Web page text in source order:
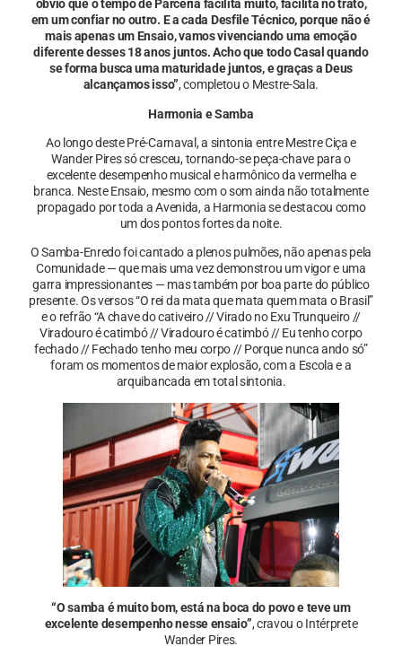
óbvio que o tempo de Parceria facilita muito, facilita no trato,
em um confiar no outro. E a cada Desfile Técnico, porque não é
mais apenas um Ensaio, vamos vivenciando uma emoção
diferente desses 18 anos juntos. Acho que todo Casal quando
se forma busca uma maturidade juntos, e graças a Deus
alcançamos isso”, completou o Mestre-Sala.
Harmonia e Samba
Ao longo deste Pré-Carnaval, a sintonia entre Mestre Ciça e
Wander Pires só cresceu, tornando-se peça-chave para o
excelente desempenho musical e harmônico da vermelha e
branca. Neste Ensaio, mesmo com o som ainda não totalmente
propagado por toda a Avenida, a Harmonia se destacou como
um dos pontos fortes da noite.
O Samba-Enredo foi cantado a plenos pulmões, não apenas pela
Comunidade — que mais uma vez demonstrou um vigor e uma
garra impressionantes — mas também por boa parte do público
presente. Os versos “O rei da mata que mata quem mata o Brasil”
e o refrão “A chave do cativeiro // Virado no Exu Trunqueiro //
Viradouro é catimbó // Viradouro é catimbó // Eu tenho corpo
fechado // Fechado tenho meu corpo // Porque nunca ando só”
foram os momentos de maior explosão, com a Escola e a
arquibancada em total sintonia.
“O samba é muito bom, está na boca do povo e teve um
excelente desempenho nesse ensaio”, cravou o Intérprete
Wander Pires.